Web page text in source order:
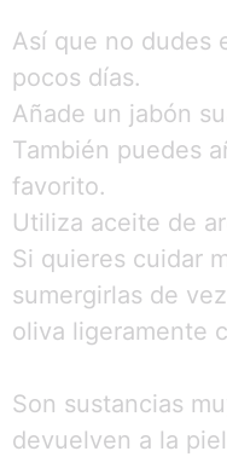
Así que no dudes
pocos días.
Añade un jabón
También puedes
favorito.
Utiliza aceite de
Si quieres cuidar
sumergirlas de
oliva ligeramente
Son sustancias
devuelven a la